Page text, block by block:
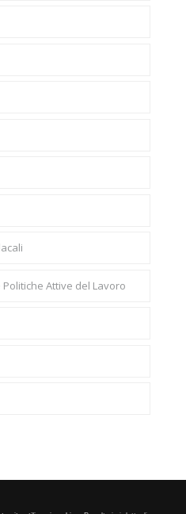
Attive del Lavoro
30 25134 Brescia P.Iva